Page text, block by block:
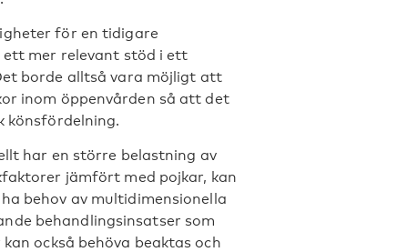
för en tidigare
mer relevant stöd i ett
borde alltså vara möjligt att
inom öppenvården så att det
könsfördelning.
har en större belastning av
jämfört med pojkar, kan
behov av multidimensionella
behandlingsinsatser som
också behöva beaktas och